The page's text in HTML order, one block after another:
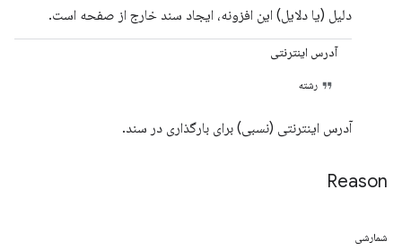
دلیل (یا دلایل) این افزونه، ایجاد سند خارج از صفحه است.
آدرس اینترنتی
رشته
آدرس اینترنتی (نسبی) برای بارگذاری در سند.
Reason
شمارشی